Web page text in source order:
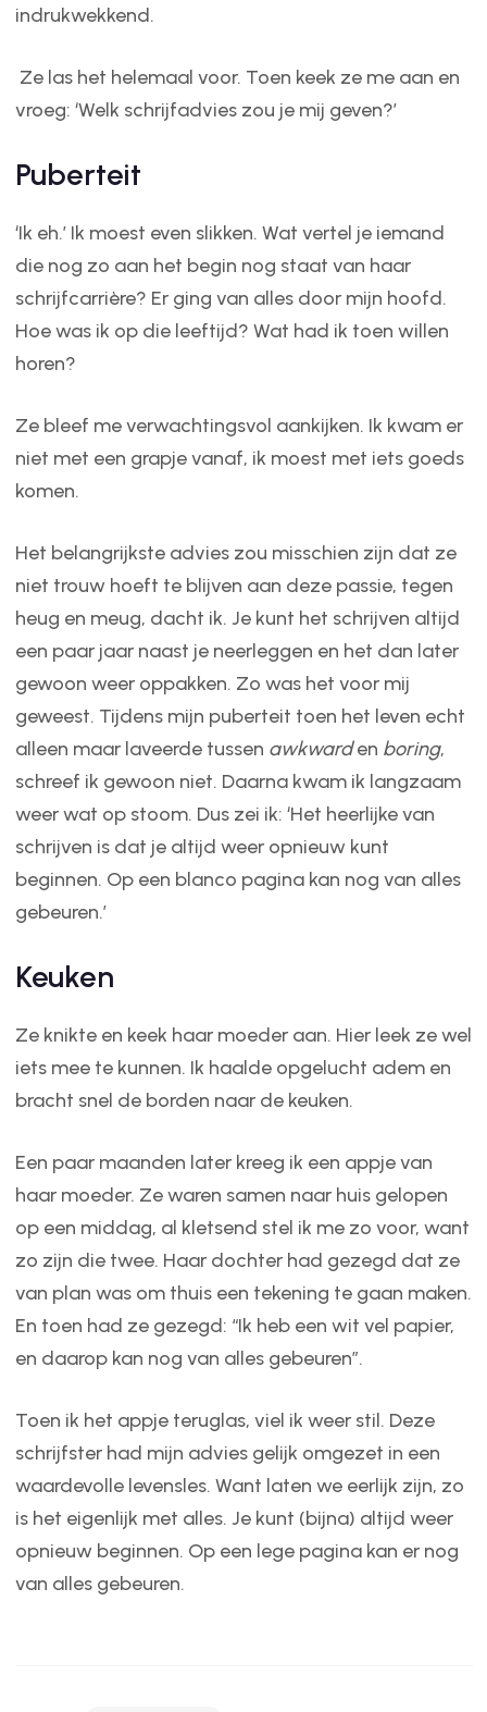
indrukwekkend.
Ze las het helemaal voor. Toen keek ze me aan en
vroeg: ‘Welk schrijfadvies zou je mij geven?’
Puberteit
‘Ik eh.’ Ik moest even slikken. Wat vertel je iemand
die nog zo aan het begin nog staat van haar
schrijfcarrière? Er ging van alles door mijn hoofd.
Hoe was ik op die leeftijd? Wat had ik toen willen
horen?
Ze bleef me verwachtingsvol aankijken. Ik kwam er
niet met een grapje vanaf, ik moest met iets goeds
komen.
Het belangrijkste advies zou misschien zijn dat ze
niet trouw hoeft te blijven aan deze passie, tegen
heug en meug, dacht ik. Je kunt het schrijven altijd
een paar jaar naast je neerleggen en het dan later
gewoon weer oppakken. Zo was het voor mij
geweest. Tijdens mijn puberteit toen het leven echt
alleen maar laveerde tussen awkwarden boring,
schreef ik gewoon niet. Daarna kwam ik langzaam
weer wat op stoom. Dus zei ik: ‘Het heerlijke van
schrijven is dat je altijd weer opnieuw kunt
beginnen. Op een blanco pagina kan nog van alles
gebeuren.’
Keuken
Ze knikte en keek haar moeder aan. Hier leek ze wel
iets mee te kunnen. Ik haalde opgelucht adem en
bracht snel de borden naar de keuken.
Een paar maanden later kreeg ik een appje van
haar moeder. Ze waren samen naar huis gelopen
op een middag, al kletsend stel ik me zo voor, want
zo zijn die twee. Haar dochter had gezegd dat ze
van plan was om thuis een tekening te gaan maken.
En toen had ze gezegd: “Ik heb een wit vel papier,
en daarop kan nog van alles gebeuren”.
Toen ik het appje teruglas, viel ik weer stil. Deze
schrijfster had mijn advies gelijk omgezet in een
waardevolle levensles. Want laten we eerlijk zijn, zo
is het eigenlijk met alles. Je kunt (bijna) altijd weer
opnieuw beginnen. Op een lege pagina kan er nog
van alles gebeuren.